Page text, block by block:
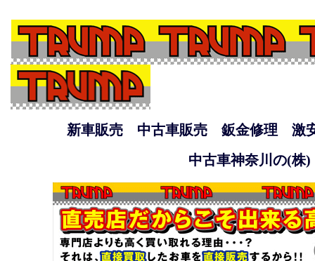
新車販売 中古車販売 鈑金修理 激
中古車神奈川の(株)